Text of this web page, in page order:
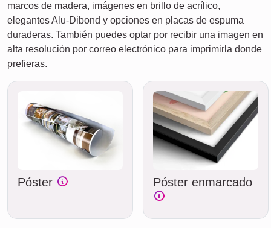
marcos de madera, imágenes en brillo de acrílico,
elegantes Alu-Dibond y opciones en placas de espuma
duraderas. También puedes optar por recibir una imagen en
alta resolución por correo electrónico para imprimirla donde
prefieras.
Póster Póster enmarcado